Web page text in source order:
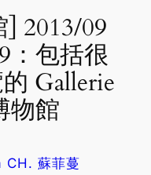
2013/09
：包括很
Gallerie
物館
CH. 蘇菲蔓